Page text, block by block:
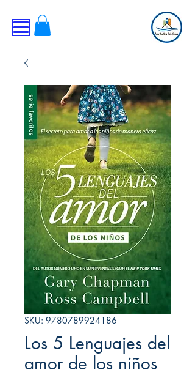
SKU: 9780789924186
Los 5 Lenguajes del
amor de los niños